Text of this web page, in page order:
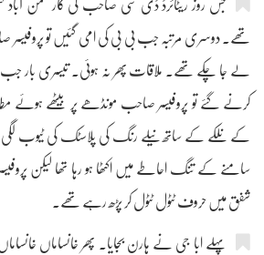
جس روز ریٹائرڈ ڈی سی صاحب کی کار سمن آباد گئی
تھے۔ دوسری مرتبہ جب بی بی کی امی گئیں تو پروفیسر
لے جا چکے تھے۔ ملاقات پھر نہ ہوئی۔ تیسری بار جب
کرنے گئے تو پروفیسر صاحب مونڈھے پر بیٹھے ہوئے
کے نلکے کے ساتھ نیلے رنگ کی پلاسٹک کی ٹیوب لگی
سامنے کے تنگ احاطے میں اکٹھا ہو رہا تھا لیکن
شفق میں حروف ٹٹول ٹٹول کر پڑھ رہے تھے۔
پہلے ابا جی نے ہارن بجایا۔ پھر خانساماں